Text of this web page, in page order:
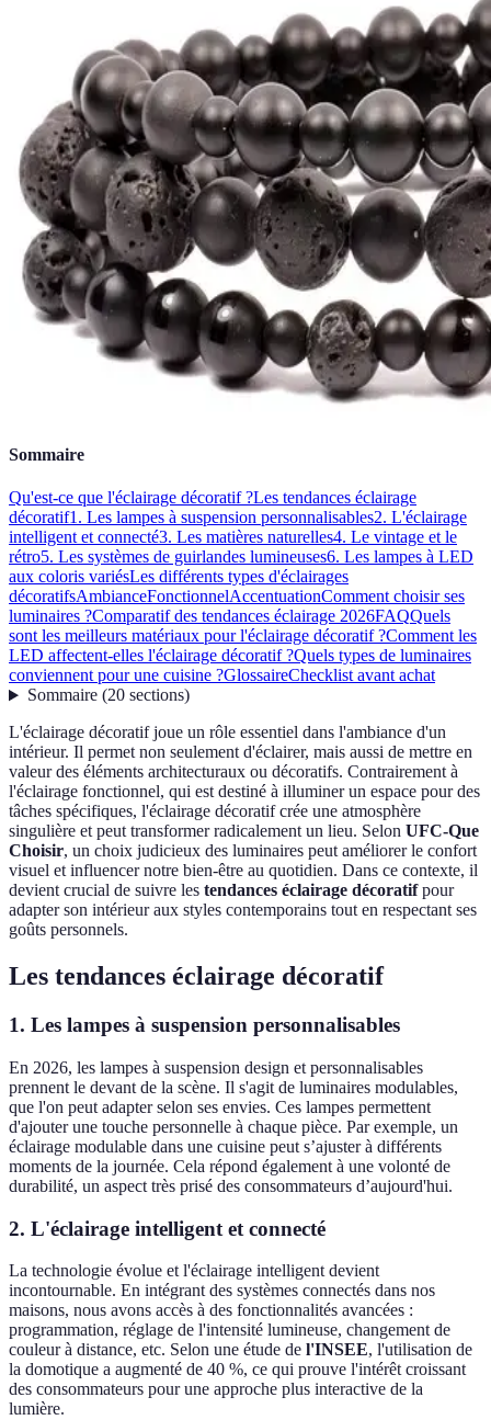
Sommaire
Qu'est-ce que l'éclairage décoratif ?Les tendances éclairage
décoratif1. Les lampes à suspension personnalisables2. L'éclairage
intelligent et connecté3. Les matières naturelles4. Le vintage et le
rétro5. Les systèmes de guirlandes lumineuses6. Les lampes à LED
aux coloris variésLes différents types d'éclairages
décoratifsAmbianceFonctionnelAccentuationComment choisir ses
luminaires ?Comparatif des tendances éclairage 2026FAQQuels
sont les meilleurs matériaux pour l'éclairage décoratif ?Comment les
LED affectent-elles l'éclairage décoratif ?Quels types de luminaires
conviennent pour une cuisine ?GlossaireChecklist avant achat
Sommaire(20 sections)
L'éclairage décoratif joue un rôle essentiel dans l'ambiance d'un
intérieur. Il permet non seulement d'éclairer, mais aussi de mettre en
valeur des éléments architecturaux ou décoratifs. Contrairement à
l'éclairage fonctionnel, qui est destiné à illuminer un espace pour des
tâches spécifiques, l'éclairage décoratif crée une atmosphère
singulière et peut transformer radicalement un lieu. Selon UFC-Que
Choisir, un choix judicieux des luminaires peut améliorer le confort
visuel et influencer notre bien-être au quotidien. Dans ce contexte, il
devient crucial de suivre les tendances éclairage décoratifpour
adapter son intérieur aux styles contemporains tout en respectant ses
goûts personnels.
Les tendances éclairage décoratif
1. Les lampes à suspension personnalisables
En 2026, les lampes à suspension design et personnalisables
prennent le devant de la scène. Il s'agit de luminaires modulables,
que l'on peut adapter selon ses envies. Ces lampes permettent
d'ajouter une touche personnelle à chaque pièce. Par exemple, un
éclairage modulable dans une cuisine peut s’ajuster à différents
moments de la journée. Cela répond également à une volonté de
durabilité, un aspect très prisé des consommateurs d’aujourd'hui.
2. L'éclairage intelligent et connecté
La technologie évolue et l'éclairage intelligent devient
incontournable. En intégrant des systèmes connectés dans nos
maisons, nous avons accès à des fonctionnalités avancées :
programmation, réglage de l'intensité lumineuse, changement de
couleur à distance, etc. Selon une étude de l'INSEE, l'utilisation de
la domotique a augmenté de 40 %, ce qui prouve l'intérêt croissant
des consommateurs pour une approche plus interactive de la
lumière.